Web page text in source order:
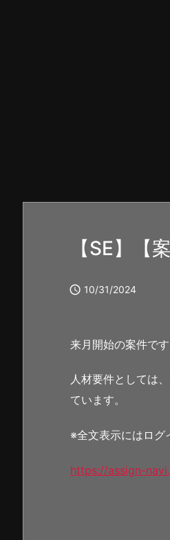
【SE】
 10/31/2024
来月開始の案件で
人材要件としては
ています。
※全文表示にはログ
https://assign-